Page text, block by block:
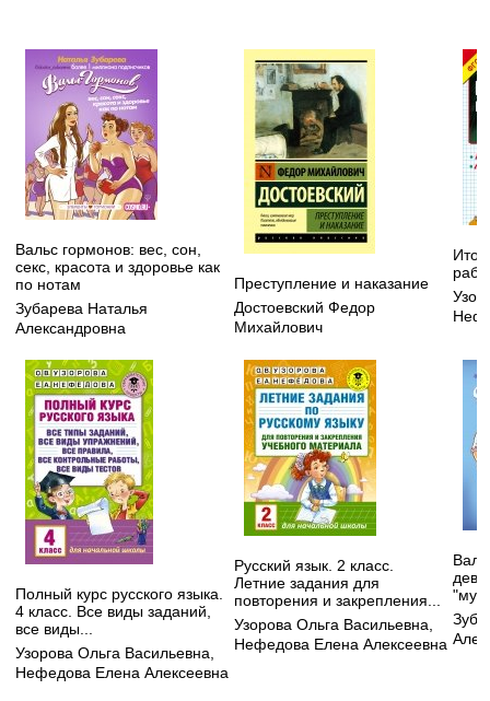
Вальс гормонов: вес, сон,
секс, красота и здоровье как
по нотам
Зубарева Наталья
Александровна
Преступление и наказание
Достоевский Федор
Михайлович
Полный курс русского языка.
4 класс. Все виды заданий,
все виды...
Узорова Ольга Васильевна
Нефедова Елена Алексеевна
Русский язык. 2 класс.
Летние задания для
повторения и закрепления...
Узорова Ольга Васильевна
Нефедова Елена Алексеевна